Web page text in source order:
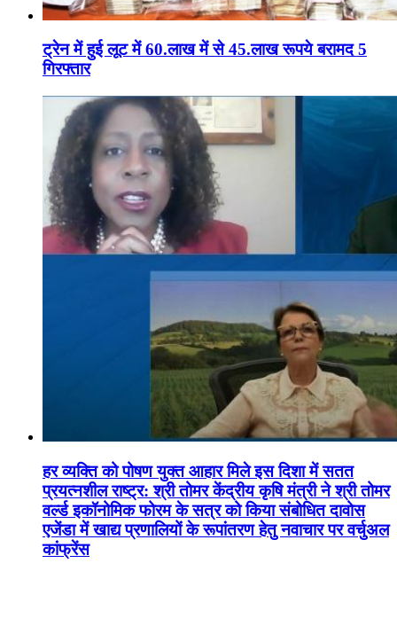
ट्रेन में हुई लूट में 60.लाख में से 45.लाख रूपये बरामद 5
गिरफ्तार
हर व्यक्ति को पोषण युक्त आहार मिले इस दिशा में सतत
प्रयत्नशील राष्ट्र: श्री तोमर केंद्रीय कृषि मंत्री ने श्री तोमर
वर्ल्ड इकॉनोमिक फोरम के सत्र को किया संबोधित दावोस
एजेंडा में खाद्य प्रणालियों के रूपांतरण हेतु नवाचार पर वर्चुअल
कांफ्रेंस